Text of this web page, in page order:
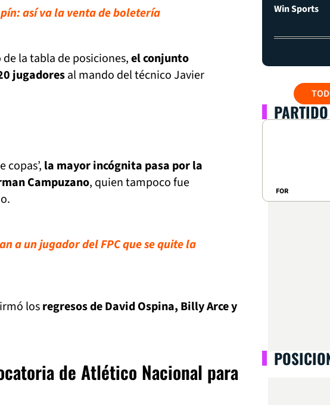
así va la venta de boletería
la tabla de posiciones,el conjunto
jugadoresal mando del técnico Javier
copas’, la mayor incógnita pasa por la
Campuzano, quien tampoco fue
a un jugador del FPC que se quite la
losregresos de David Ospina, Billy Arce y
de Atlético Nacional para
Win Sports
FOR